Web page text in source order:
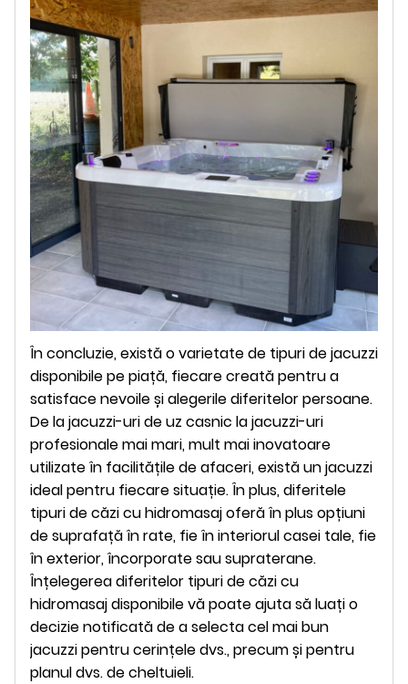
În concluzie, există o varietate de tipuri de jacuzzi
disponibile pe piață, fiecare creată pentru a
satisface nevoile și alegerile diferitelor persoane.
De la jacuzzi-uri de uz casnic la jacuzzi-uri
profesionale mai mari, mult mai inovatoare
utilizate în facilitățile de afaceri, există un jacuzzi
ideal pentru fiecare situație. În plus, diferitele
tipuri de căzi cu hidromasaj oferă în plus opțiuni
de suprafață în rate, fie în interiorul casei tale, fie
în exterior, încorporate sau supraterane.
Înțelegerea diferitelor tipuri de căzi cu
hidromasaj disponibile vă poate ajuta să luați o
decizie notificată de a selecta cel mai bun
jacuzzi pentru cerințele dvs., precum și pentru
planul dvs. de cheltuieli.